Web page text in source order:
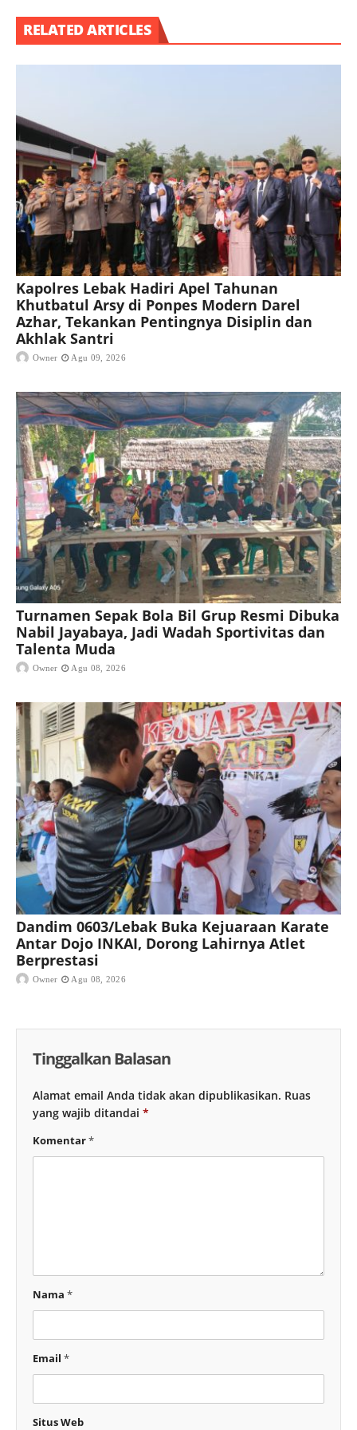
RELATED ARTICLES
Kapolres Lebak Hadiri Apel Tahunan
Khutbatul Arsy di Ponpes Modern Darel
Azhar, Tekankan Pentingnya Disiplin dan
Akhlak Santri
Owner Agu 09, 2026
Turnamen Sepak Bola Bil Grup Resmi Dibuka
Nabil Jayabaya, Jadi Wadah Sportivitas dan
Talenta Muda
Owner Agu 08, 2026
Dandim 0603/Lebak Buka Kejuaraan Karate
Antar Dojo INKAI, Dorong Lahirnya Atlet
Berprestasi
Owner Agu 08, 2026
Tinggalkan Balasan
Alamat email Anda tidak akan dipublikasikan. Ruas
yang wajib ditandai *
Komentar*
Nama *
Email *
Situs Web